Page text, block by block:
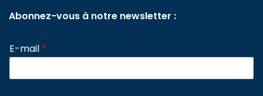
Abonnez-vous à notre newsletter :
E-mail *